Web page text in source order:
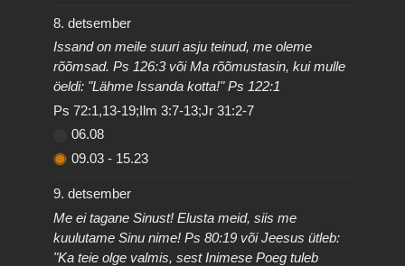
8. detsember
Issand on meile suuri asju teinud, me oleme
rõõmsad. Ps 126:3 või Ma rõõmustasin, kui mulle
öeldi: "Lähme Issanda kotta!" Ps 122:1
Ps 72:1,13-19;Ilm 3:7-13;Jr 31:2-7
06.08
09.03 - 15.23
9. detsember
Me ei tagane Sinust! Elusta meid, siis me
kuulutame Sinu nime! Ps 80:19 või Jeesus ütleb:
"Ka teie olge valmis, sest Inimese Poeg tuleb